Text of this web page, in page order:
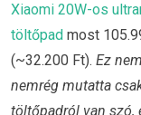
Xiaomi 20W-os
töltőpad most
(~32.200 Ft). Ez
nemrég mutatta
töltőpadról van szó,